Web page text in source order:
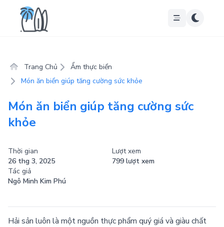
Trang Chủ
Ẩm thực biển
Món ăn biển giúp tăng cường sức khỏe
Món ăn biển giúp tăng cường sức
khỏe
Thời gian
26 thg 3, 2025
Lượt xem
799 lượt xem
Tác giả
Ngô Minh Kim Phú
Hải sản luôn là một nguồn thực phẩm quý giá và giàu chất